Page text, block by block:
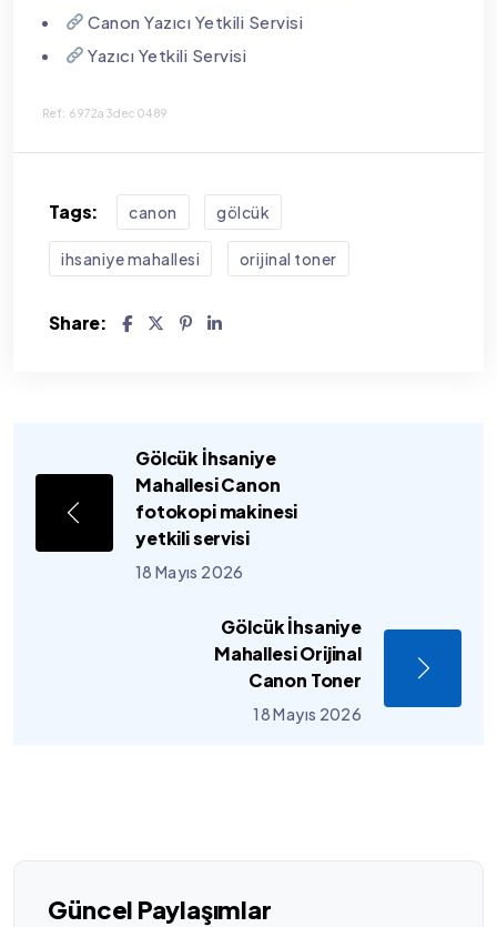
Canon Yazıcı Yetkili Servisi
Yazıcı Yetkili Servisi
Ref: 6972a3dec0489
Tags: canon gölcük
i̇hsaniye mahallesi orijinal toner
Share:
Gölcük İhsaniye
Mahallesi Canon
fotokopi makinesi
yetkili servisi
18 Mayıs 2026
Gölcük İhsaniye
Mahallesi Orijinal
Canon Toner
18 Mayıs 2026
Güncel Paylaşımlar